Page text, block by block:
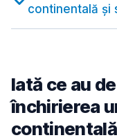
continentală și
Iată ce au
închirierea
continentală